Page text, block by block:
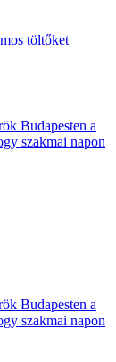
töltőket
Budapesten a
szakmai napon
Budapesten a
szakmai napon